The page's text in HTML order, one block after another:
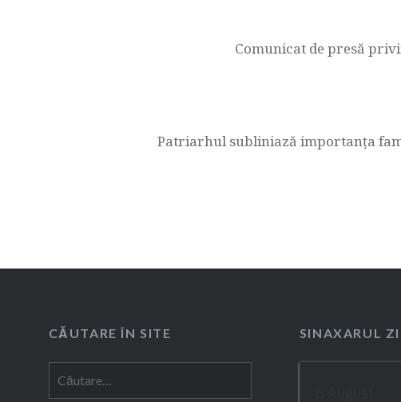
Comunicat de presă
Patriarhul subliniază importanţa
CĂUTARE ÎN SITE SINAXARUL